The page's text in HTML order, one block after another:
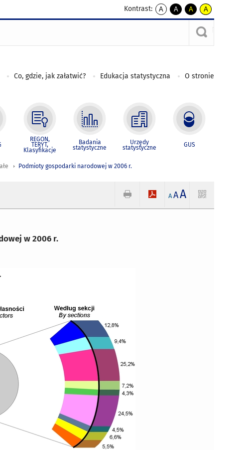
Kontrast:
A
kontrast
A
kontrast
czarnym
A
kontrast
żółty
tekst
czarnym
A
kontrast
czarny
tekst
żółtym
Co, gdzie, jak załatwić? Edukacja statystyczna O stronie
REGON,
TERYT,
Klasyfikacje
Badania
statystyczne
Urzędy
statystyczne GUS
Podmioty gospodarki narodowej w 2006 r.
A AA
w 2006 r.